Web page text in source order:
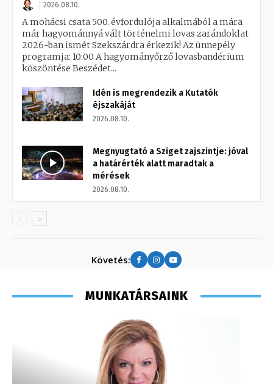
2026.08.10.
A mohácsi csata 500. évfordulója alkalmából a mára
már hagyománnyá vált történelmi lovas zarándoklat
2026-ban ismét Szekszárdra érkezik! Az ünnepély
programja: 10:00 A hagyományőrző lovasbandérium
köszöntése Beszédet...
Idén is megrendezik a Kutatók
éjszakáját
2026.08.10.
Megnyugtató a Sziget zajszintje: jóval
a határérték alatt maradtak a
mérések
2026.08.10.
Követés:
MUNKATÁRSAINK